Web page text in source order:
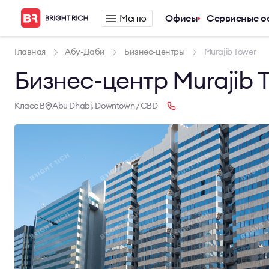
Меню Офисы Сервисные
Главная Абу-Даби Бизнес-центры Murajib Tower
Бизнес-центр Murajib
Класс B Abu Dhabi, Downtown / CBD
О компании
Услуги
Новости
Аренда офиса
Аренда